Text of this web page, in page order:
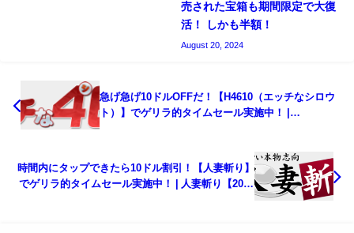
売された宝箱も期間限定で大復
活！ しかも半額！
August 20, 2024
急げ急げ10ドルOFFだ！【H4610（エッチなシロウ
ト）】でゲリラ的タイムセール実施中！ |
時間内にタップできたら10ドル割引！【人妻斬り】
でゲリラ的タイムセール実施中！ | 人妻斬り【2024